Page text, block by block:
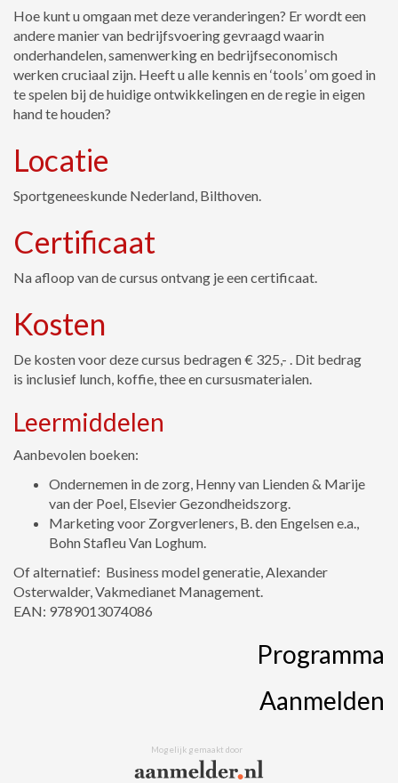
Hoe kunt u omgaan met deze veranderingen? Er wordt een
andere manier van bedrijfsvoering gevraagd waarin
onderhandelen, samenwerking en bedrijfseconomisch
werken cruciaal zijn. Heeft u alle kennis en ‘tools’ om goed in
te spelen bij de huidige ontwikkelingen en de regie in eigen
hand te houden?
Locatie
Sportgeneeskunde Nederland, Bilthoven.
Certificaat
Na afloop van de cursus ontvang je een certificaat.
Kosten
De kosten voor deze cursus bedragen € 325,- . Dit bedrag
is inclusief lunch, koffie, thee en cursusmaterialen.
Leermiddelen
Aanbevolen boeken:
Ondernemen in de zorg, Henny van Lienden & Marije
van der Poel, Elsevier Gezondheidszorg.
Marketing voor Zorgverleners, B. den Engelsen e.a.,
Bohn Stafleu Van Loghum.
Of alternatief: Business model generatie, Alexander
Osterwalder, Vakmedianet Management.
EAN: 9789013074086
Programma
Aanmelden
Mogelijk gemaakt door